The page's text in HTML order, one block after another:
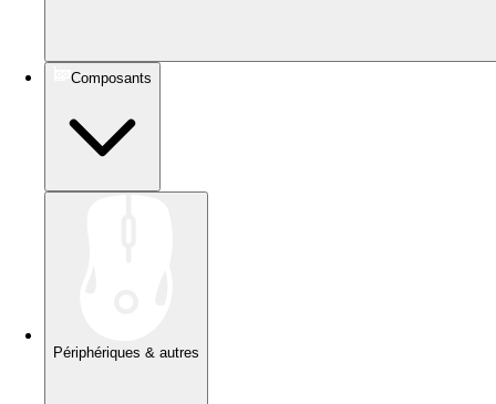
Composants
Périphériques & autres